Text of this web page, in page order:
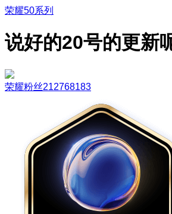
荣耀50系列
说好的20号的更新
荣耀粉丝212768183